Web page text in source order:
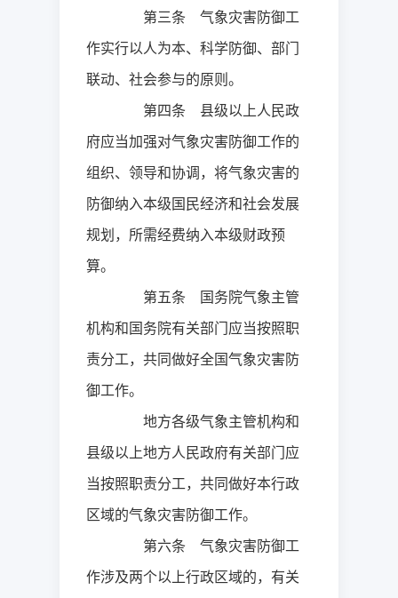
第三条 气象灾害防御工
作实行以人为本、科学防御、部门
联动、社会参与的原则。
第四条 县级以上人民政
府应当加强对气象灾害防御工作的
组织、领导和协调，将气象灾害的
防御纳入本级国民经济和社会发展
规划，所需经费纳入本级财政预
算。
第五条 国务院气象主管
机构和国务院有关部门应当按照职
责分工，共同做好全国气象灾害防
御工作。
地方各级气象主管机构和
县级以上地方人民政府有关部门应
当按照职责分工，共同做好本行政
区域的气象灾害防御工作。
第六条 气象灾害防御工
作涉及两个以上行政区域的，有关